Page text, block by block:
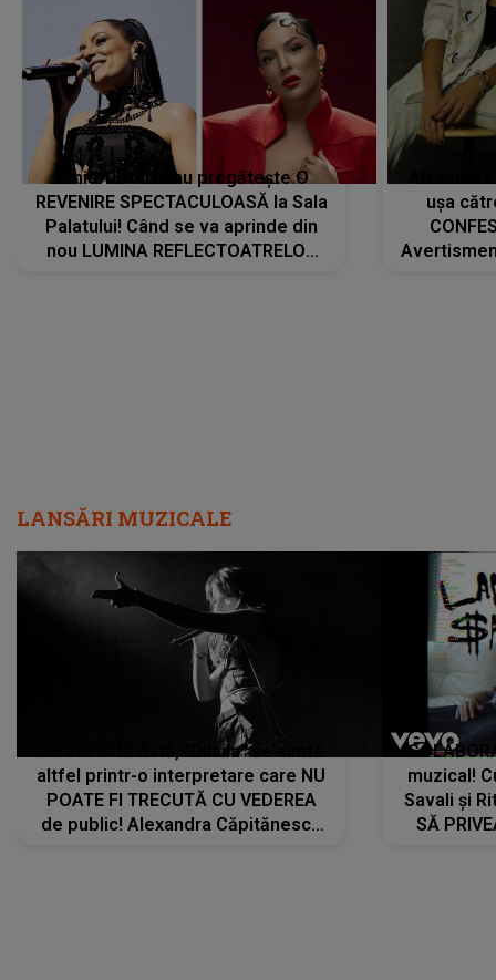
Tania Turtureanu pregătește O
REVENIRE SPECTACULOASĂ la Sala
Palatului! Când se va aprinde din
nou LUMINA REFLECTOATRELOR
ușa
LANSĂRI MUZICALE
De această dată, "Dilaila" se simte
altfel printr-o interpretare care NU
POATE FI TRECUTĂ CU VEDEREA
de public! Alexandra Căpitănescu
muzical!
Savali și
SĂ